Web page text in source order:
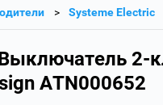
Systeme Electric
2-
ATN000652